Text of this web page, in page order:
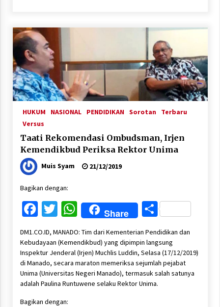
HUKUM NASIONAL PENDIDIKAN Sorotan
Terbaru
Versus
Taati Rekomendasi Ombudsman, Irjen
Kemendikbud Periksa Rektor Unima
Muis Syam 21/12/2019
Bagikan dengan:
Facebook
Twitter
WhatsApp
Share Share
DM1.CO.ID, MANADO: Tim dari Kementerian Pendidikan dan
Kebudayaan (Kemendikbud) yang dipimpin langsung
Inspektur Jenderal (Irjen) Muchlis Luddin, Selasa (17/12/2019)
di Manado, secara maraton memeriksa sejumlah pejabat
Unima (Universitas Negeri Manado), termasuk salah satunya
adalah Paulina Runtuwene selaku Rektor Unima.
Bagikan dengan: